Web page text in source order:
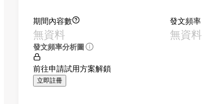
期間內容數
無資料
發文頻率
無資料
發文頻率分析圖
前往申請試用方案解鎖
立即註冊